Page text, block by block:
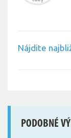
Nájdite
PODOBNÉ